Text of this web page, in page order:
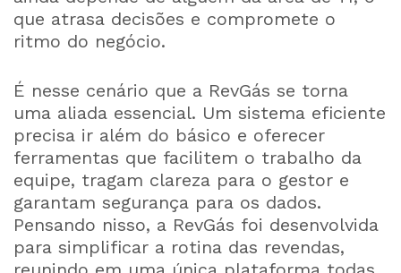
que atrasa decisões e compromete o
ritmo do negócio.
É nesse cenário que a RevGás se torna
uma aliada essencial. Um sistema eficiente
precisa ir além do básico e oferecer
ferramentas que facilitem o trabalho da
equipe, tragam clareza para o gestor e
garantam segurança para os dados.
Pensando nisso, a RevGás foi desenvolvida
para simplificar a rotina das revendas,